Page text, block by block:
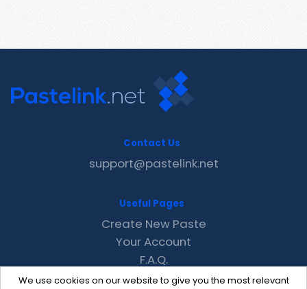
We use cookies on our website to give you the most relevant
Contact Us
support@pastelink.net
Useful Pages
Create New Paste
Your Account
F.A.Q.
Recent